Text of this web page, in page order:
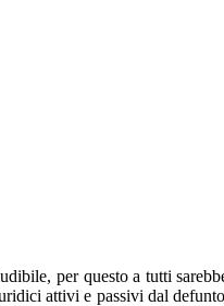
per questo a tutti
attivi e passivi dal